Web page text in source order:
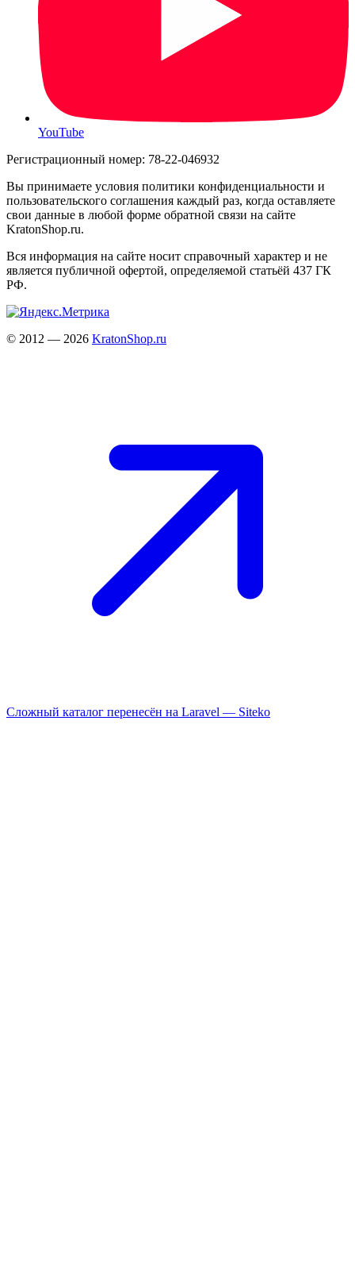
YouTube
Регистрационный номер: 78-22-046932
Вы принимаете условия политики конфиденциальности и
пользовательского соглашения каждый раз, когда оставляете
свои данные в любой форме обратной связи на сайте
KratonShop.ru.
Вся информация на сайте носит справочный характер и не
является публичной офертой, определяемой статьёй 437 ГК
РФ.
© 2012 — 2026 KratonShop.ru
Сложный каталог перенесён на Laravel — Siteko